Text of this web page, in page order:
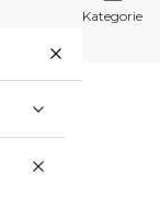
Kategorie